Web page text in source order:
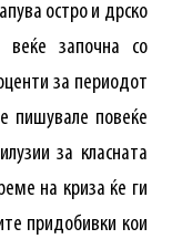
остро и дрско
веќе започна со
за периодот
пишувале повеќе
за класната
на криза ќе ги
придобивки кои